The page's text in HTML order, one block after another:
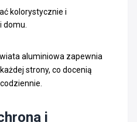
kolorystycznie i
aluminiowa zapewnia
strony, co docenią
i